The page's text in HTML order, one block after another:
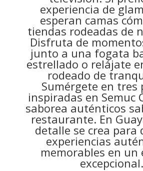
experiencia de
esperan camas
tiendas rodeadas de
Disfruta de
junto a una fogata
estrellado o relájate
rodeado de
Sumérgete en tres
inspiradas en Semuc
saborea auténticos
restaurante. En
detalle se crea para
experiencias
memorables en un
excepcional.